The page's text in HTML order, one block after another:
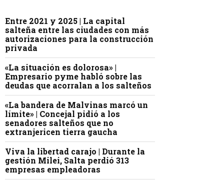
Entre 2021 y 2025 | La capital
salteña entre las ciudades con más
autorizaciones para la construcción
privada
«La situación es dolorosa» |
Empresario pyme habló sobre las
deudas que acorralan a los salteños
«La bandera de Malvinas marcó un
límite» | Concejal pidió a los
senadores salteños que no
extranjericen tierra gaucha
Viva la libertad carajo | Durante la
gestión Milei, Salta perdió 313
empresas empleadoras